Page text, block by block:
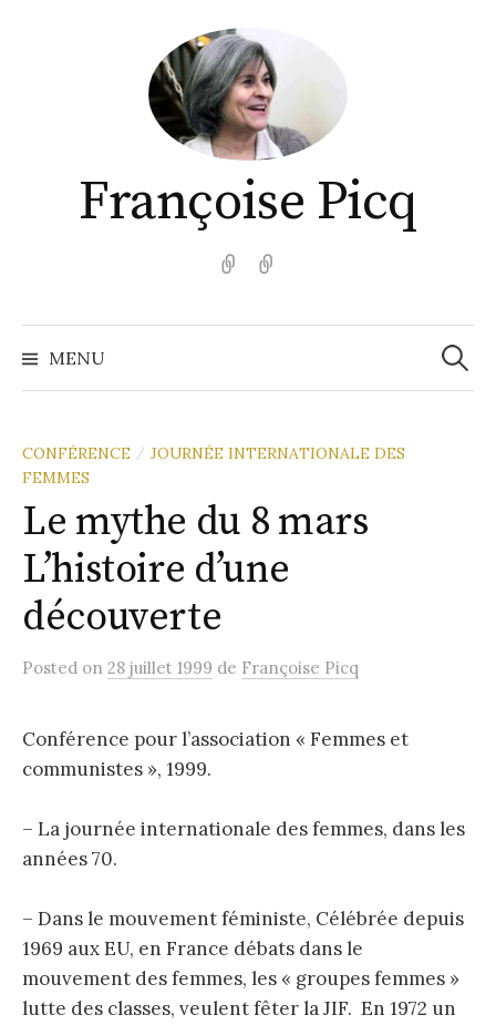
Françoise Picq
English
MENU
CONFÉRENCE / JOURNÉE INTERNATIONALE DES
FEMMES
Le mythe du 8 mars
L’histoire d’une
découverte
Posted on 28 juillet 1999 de Françoise Picq
Conférence pour l’association « Femmes et
communistes », 1999.
– La journée internationale des femmes, dans les
années 70.
– Dans le mouvement féministe, Célébrée depuis
1969 aux EU, en France débats dans le
mouvement des femmes, les « groupes femmes »
lutte des classes, veulent fêter la JIF. En 1972 un